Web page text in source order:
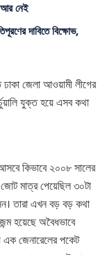
আর নেই
দাবিতে বিক্ষোভ,
জেলা আওয়ামী লীগের
যুক্ত হয়ে এসব কথা
আসবে কিভাবে ২০০৮ সালের
মাত্র পেয়েছিল ৩০টা
তারা এখন বড় বড় কথা
হয়েছে অবৈধভাবে
এক জেনারেলের পকেট